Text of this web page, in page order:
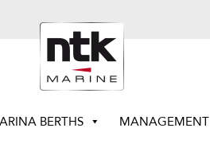
BERTHS MANAGEMENT